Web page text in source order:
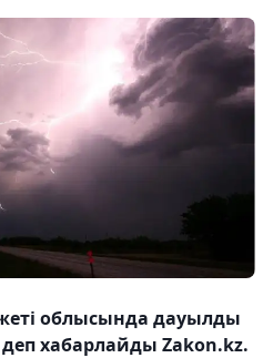
облысында дауылды
хабарлайды Zakon.kz.